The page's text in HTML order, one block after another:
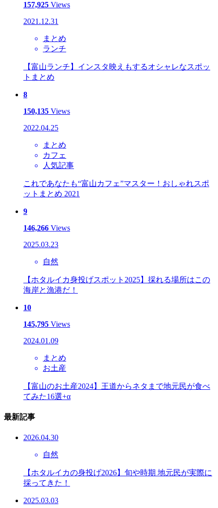
157,925 Views
2021.12.31
まとめ
ランチ
【富山ランチ】インスタ映えもするオシャレなスポッ
トまとめ
8
150,135 Views
2022.04.25
まとめ
カフェ
人気記事
これであなたも“富山カフェ”マスター！おしゃれスポ
ットまとめ 2021
9
146,266 Views
2025.03.23
自然
【ホタルイカ身投げスポット2025】採れる場所はこの
海岸と漁港だ！
10
145,795 Views
2024.01.09
まとめ
お土産
【富山のお土産2024】王道からネタまで地元民が食べ
てみた16選+α
最新記事
2026.04.30
自然
【ホタルイカの身投げ2026】旬や時期 地元民が実際に
採ってきた！
2025.03.03